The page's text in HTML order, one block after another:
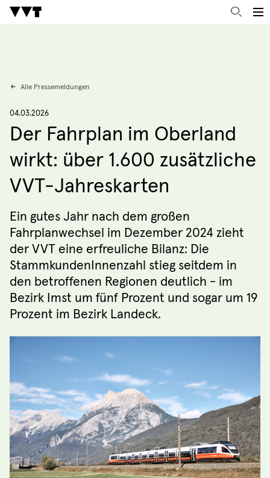
Alle Pressemeldungen
04.03.2026
Der Fahrplan im Oberland
wirkt: über 1.600 zusätzliche
VVT-Jahreskarten
Ein gutes Jahr nach dem großen
Fahrplanwechsel im Dezember 2024 zieht
der VVT eine erfreuliche Bilanz: Die
StammkundenInnenzahl stieg seitdem in
den betroffenen Regionen deutlich - im
Bezirk Imst um fünf Prozent und sogar um 19
Prozent im Bezirk Landeck.